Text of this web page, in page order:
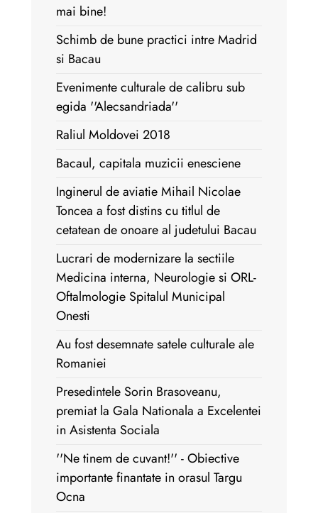
mai bine!
Schimb de bune practici intre Madrid
si Bacau
Evenimente culturale de calibru sub
egida ''Alecsandriada''
Raliul Moldovei 2018
Bacaul, capitala muzicii enesciene
Inginerul de aviatie Mihail Nicolae
Toncea a fost distins cu titlul de
cetatean de onoare al judetului Bacau
Lucrari de modernizare la sectiile
Medicina interna, Neurologie si ORL-
Oftalmologie Spitalul Municipal
Onesti
Au fost desemnate satele culturale ale
Romaniei
Presedintele Sorin Brasoveanu,
premiat la Gala Nationala a Excelentei
in Asistenta Sociala
''Ne tinem de cuvant!'' - Obiective
importante finantate in orasul Targu
Ocna